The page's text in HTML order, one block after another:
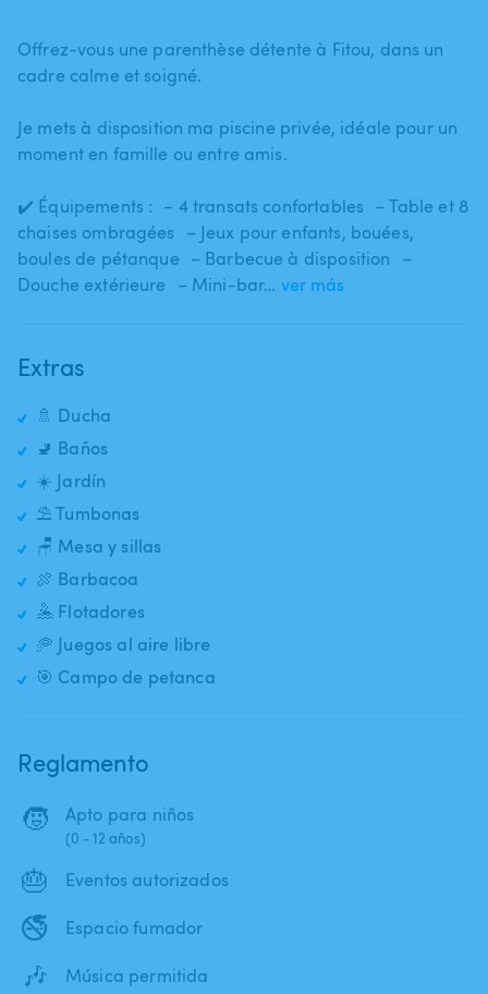
Offrez-vous une parenthèse détente à Fitou​,​ dans un
cadre calme et soigné.
Je mets à disposition ma piscine privée​,​ idéale pour un
moment en famille ou entre amis.
✔️ Équipements : – 4 transats confortables – Table et 8
chaises ombragées – Jeux pour enfants​,​ bouées​,​
boules de pétanque – Barbecue à disposition –
Douche extérieure – Mini-bar… ver más
Extras
🚿 Ducha
🚽 Baños
☀️ Jardín
⛱️ Tumbonas
🪑 Mesa y sillas
🍖 Barbacoa
🤽 Flotadores
🥏 Juegos al aire libre
🎯 Campo de petanca
Reglamento
🧒 Apto para niños
(0 - 12 años)
🎂 Eventos autorizados
🚭 Espacio fumador
🎶 Música permitida